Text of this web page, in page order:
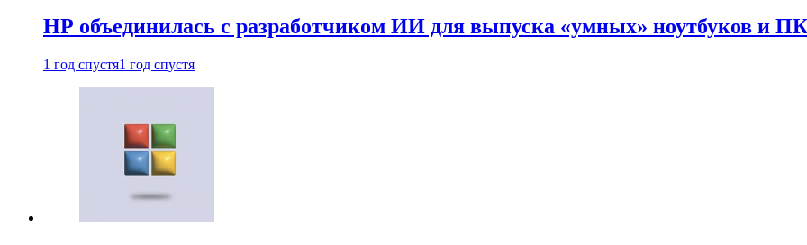
HP объединилась с разработчиком ИИ для выпуска «умных» ноутбуков и ПК
1 год спустя1 год спустя